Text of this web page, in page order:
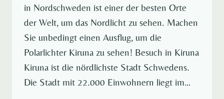
in Nordschweden ist einer der besten Orte
der Welt, um das Nordlicht zu sehen. Machen
Sie unbedingt einen Ausflug, um die
Polarlichter Kiruna zu sehen! Besuch in Kiruna
Kiruna ist die nördlichste Stadt Schwedens.
Die Stadt mit 22.000 Einwohnern liegt im…